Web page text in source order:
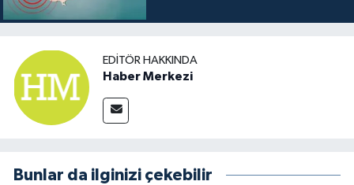
EDITÖR HAKKINDA
Haber Merkezi
Bunlar da ilginizi çekebilir